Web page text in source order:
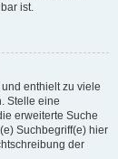
ist.
enthielt zu viele
Stelle eine
erweiterte Suche
Suchbegriff(e) hier
der